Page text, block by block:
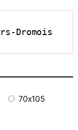
Dromois
70x105